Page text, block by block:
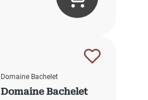
Domaine Bachelet
Domaine Bachelet